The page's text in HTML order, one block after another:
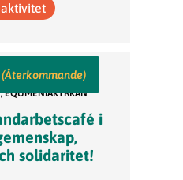
(Återkommande)
145 68 Norsborg
EQUMENIAKYRKAN
i
solidaritet!